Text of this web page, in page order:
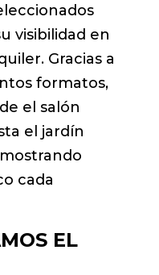
visibilidad en
Gracias a
formatos,
el salón
el jardín
cada
EL